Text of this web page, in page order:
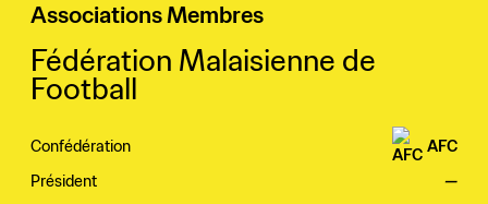
Associations Membres
Fédération Malaisienne de
Football
Confédération
AFC
Président
—